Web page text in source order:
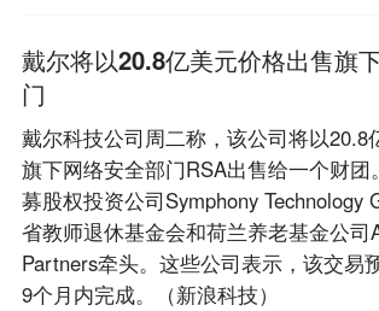
戴尔将以20.8亿美元价格出售旗
门
戴尔科技公司周二称，该公司将以20.8
旗下网络安全部门RSA出售给一个财团
募股权投资公司Symphony Technology
省教师退休基金会和荷兰养老基金公司
Partners牵头。这些公司表示，该交易
9个月内完成。（新浪科技）